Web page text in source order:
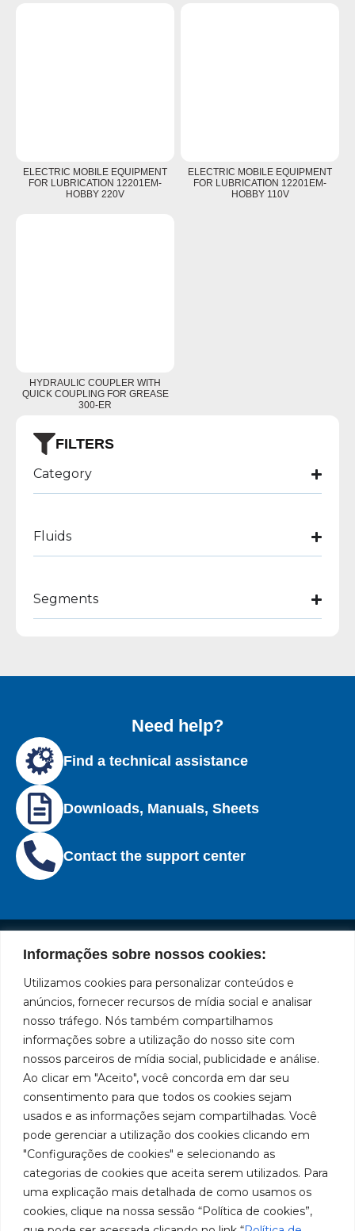
Informações sobre nossos cookies:
Utilizamos cookies para personalizar conteúdos e
anúncios, fornecer recursos de mídia social e analisar
nosso tráfego. Nós também compartilhamos
informações sobre a utilização do nosso site com
nossos parceiros de mídia social, publicidade e análise.
Ao clicar em "Aceito", você concorda em dar seu
consentimento para que todos os cookies sejam
usados e as informações sejam compartilhadas. Você
pode gerenciar a utilização dos cookies clicando em
"Configurações de cookies" e selecionando as
categorias de cookies que aceita serem utilizados. Para
uma explicação mais detalhada de como usamos os
cookies, clique na nossa sessão “Política de cookies”,
FILTERS
Category
Fluids
Segments
ELECTRIC MOBILE EQUIPMENT
FOR LUBRICATION 12201EM-
HOBBY 220V
ELECTRIC MOBILE EQUIPMENT
FOR LUBRICATION 12201EM-
HOBBY 110V
HYDRAULIC COUPLER WITH
QUICK COUPLING FOR GREASE
300-ER
Need help?
Find a technical assistance
Downloads, Manuals, Sheets
Contact the support center
brand
in
the
manufacture
of
lubrication
and
supply
equipment
South
America.
Policies
Cookies
Policies
Bozza
Institucional
Bozza
Authorized
Service
Centers
Become a
Representative
Work With Us
Rua
Tiradentes,
Anita
Franchini,
50/96
Neighborhood:
Santa
Terezinha
São Bernardo
SP
CEP: 09780-
001
Contact
Networks
Facebook
Youtube